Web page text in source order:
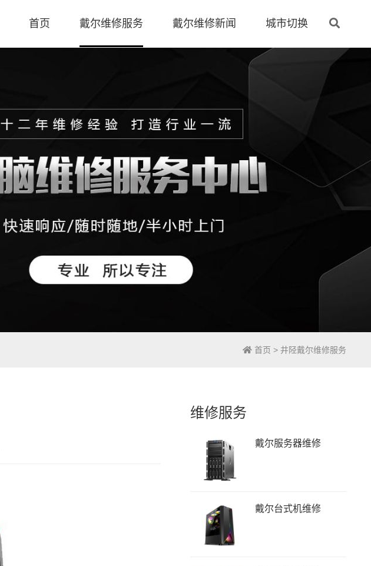
首页 戴尔维修服务 戴尔维修新闻 城市切换
首页 > 井陉戴尔维修服务
维修服务
戴尔服务器维修
戴尔台式机维修